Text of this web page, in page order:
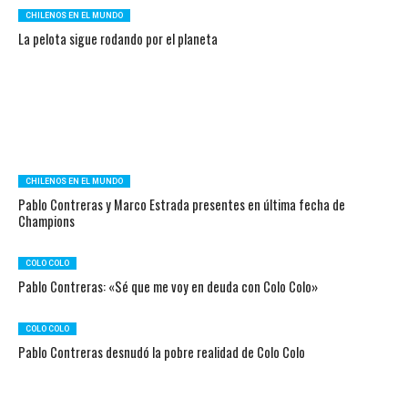
CHILENOS EN EL MUNDO
La pelota sigue rodando por el planeta
CHILENOS EN EL MUNDO
Pablo Contreras y Marco Estrada presentes en última fecha de
Champions
COLO COLO
Pablo Contreras: «Sé que me voy en deuda con Colo Colo»
COLO COLO
Pablo Contreras desnudó la pobre realidad de Colo Colo